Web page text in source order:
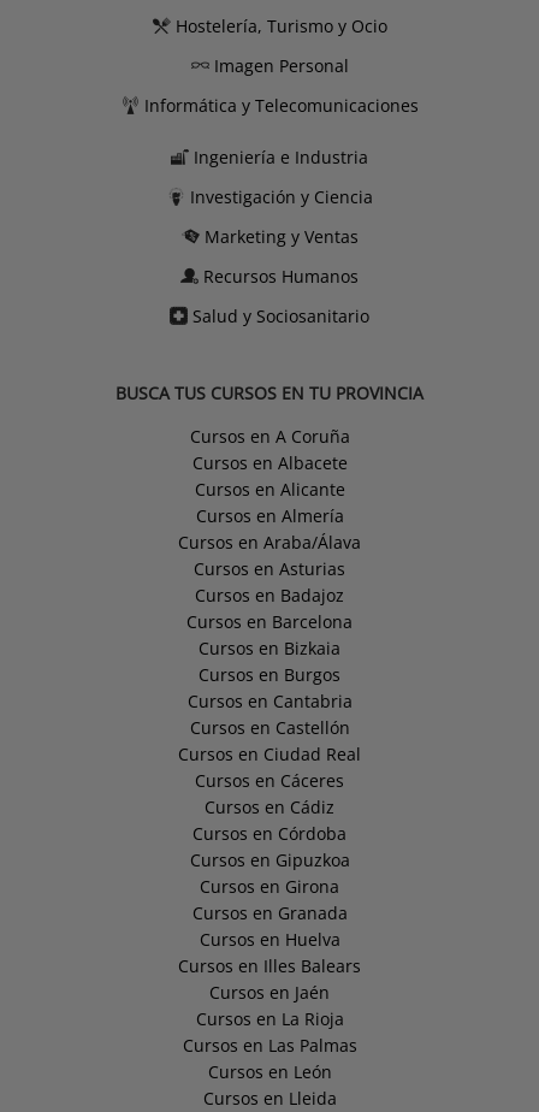
Hostelería, Turismo y Ocio
Imagen Personal
Informática y Telecomunicaciones
Ingeniería e Industria
Investigación y Ciencia
Marketing y Ventas
Recursos Humanos
Salud y Sociosanitario
BUSCA TUS CURSOS EN TU PROVINCIA
Cursos en A Coruña
Cursos en Albacete
Cursos en Alicante
Cursos en Almería
Cursos en Araba/Álava
Cursos en Asturias
Cursos en Badajoz
Cursos en Barcelona
Cursos en Bizkaia
Cursos en Burgos
Cursos en Cantabria
Cursos en Castellón
Cursos en Ciudad Real
Cursos en Cáceres
Cursos en Cádiz
Cursos en Córdoba
Cursos en Gipuzkoa
Cursos en Girona
Cursos en Granada
Cursos en Huelva
Cursos en Illes Balears
Cursos en Jaén
Cursos en La Rioja
Cursos en Las Palmas
Cursos en León
Cursos en Lleida